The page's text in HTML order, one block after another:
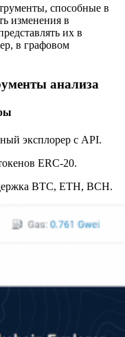
способные в
изменения в
их в
в графовом
анализа
эксплорер с API.
ERC-20.
BTC, ETH, BCH.